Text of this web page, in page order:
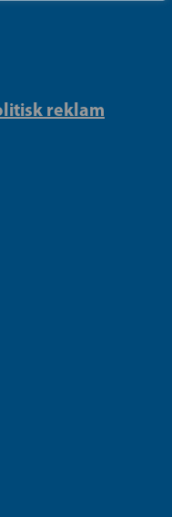
reklam